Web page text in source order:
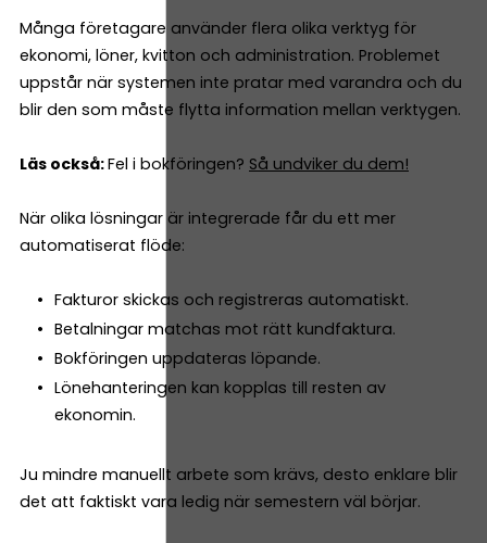
Många företagare använder flera olika verktyg för
ekonomi, löner, kvitton och administration. Problemet
uppstår när systemen inte pratar med varandra och du
blir den som måste flytta information mellan verktygen.
Läs också:Fel i bokföringen? Så undviker du dem!
När olika lösningar är integrerade får du ett mer
automatiserat flöde:
Fakturor skickas och registreras automatiskt.
Betalningar matchas mot rätt kundfaktura.
Bokföringen uppdateras löpande.
Lönehanteringen kan kopplas till resten av
ekonomin.
Ju mindre manuellt arbete som krävs, desto enklare blir
det att faktiskt vara ledig när semestern väl börjar.